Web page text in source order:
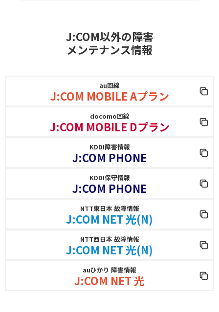
J:COM以外の障害
メンテナンス情報
au回線
J:COM MOBILE Aプラン
docomo回線
J:COM MOBILE Dプラン
KDDI障害情報
J:COM PHONE
KDDI保守情報
J:COM PHONE
NTT東日本 故障情報
J:COM NET 光(N)
NTT西日本 故障情報
J:COM NET 光(N)
auひかり 障害情報
J:COM NET 光